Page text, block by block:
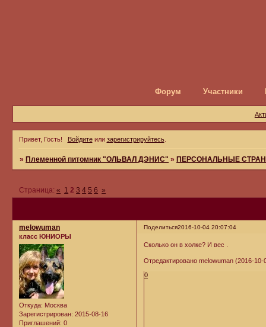
Форум Участники
Привет, Гость! Войдитеили зарегистрируйтесь.
» Племенной питомник "ОЛЬВАЛ ДЭНИС" » ПЕРСОНАЛЬНЫЕ
Страница:« 1 2 3 4 5 6 »
Поделиться2016-10-04 20:07:04
melowuman
класс ЮНИОРЫ
Откуда: Москва
Зарегистрирован: 2015-08-16
Приглашений: 0
Сколько он в холке? И вес .
Отредактировано melowuman (2016-10-
0